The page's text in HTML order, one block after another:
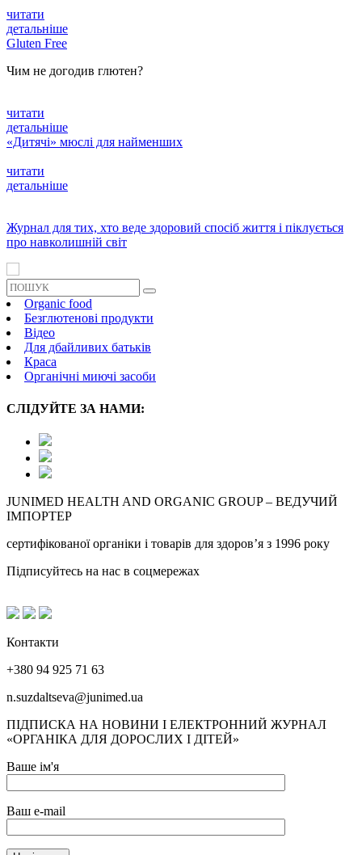
читати
детальніше
Gluten Free
Чим не догодив глютен?
читати
детальніше
«Дитячі» мюслі для найменших
читати
детальніше
Журнал для тих, хто веде здоровий спосіб життя і піклується
про навколишній світ
Organic food
Безглютенові продукти
Відео
Для дбайливих батьків
Краса
Органічні миючі засоби
СЛІДУЙТЕ ЗА НАМИ:
JUNIMED HEALTH AND ORGANIC GROUP – ВЕДУЧИЙ
ІМПОРТЕР
сертифікованої органіки і товарів для здоров’я з 1996 року
Підписуйтесь на нас в соцмережах
Контакти
+380 94 925 71 63
n.suzdaltseva@junimed.ua
ПІДПИСКА НА НОВИНИ І ЕЛЕКТРОННИЙ ЖУРНАЛ
«ОРГАНІКА ДЛЯ ДОРОСЛИХ І ДІТЕЙ»
Ваше ім'я
Ваш e-mail